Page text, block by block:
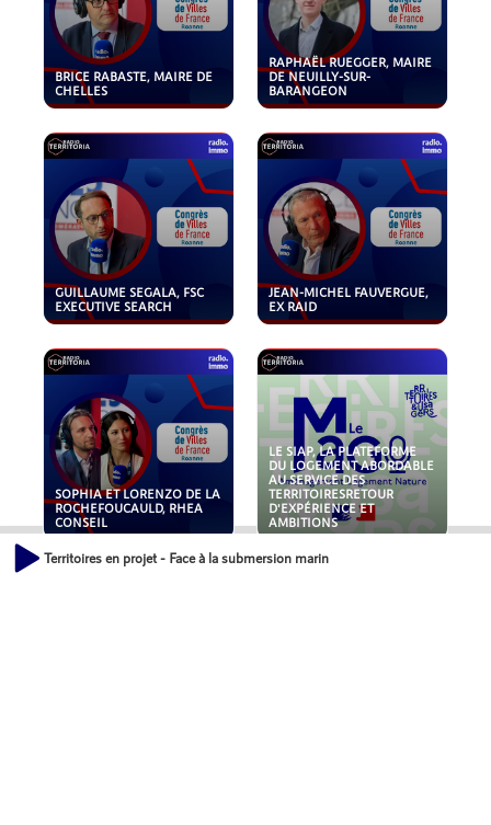
BRICE RABASTE, MAIRE DE
CHELLES
RAPHAËL RUEGGER, MAIRE
DE NEUILLY-SUR-
BARANGEON
GUILLAUME SEGALA, FSC
EXECUTIVE SEARCH
JEAN-MICHEL FAUVERGUE,
EX RAID
SOPHIA ET LORENZO DE LA
ROCHEFOUCAULD, RHEA
CONSEIL
LE SIAP, LA PLATEFORME
DU LOGEMENT ABORDABLE
AU SERVICE DES
TERRITOIRESRETOUR
D'EXPÉRIENCE ET
AMBITIONS
Territoires en projet - Face à la submersion marine, quels outils pour les